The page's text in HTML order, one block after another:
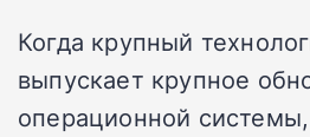
Когда крупный
выпускает крупное
операционной